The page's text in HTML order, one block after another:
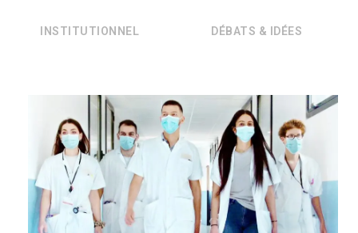
INSTITUTIONNEL DÉBATS & IDÉES